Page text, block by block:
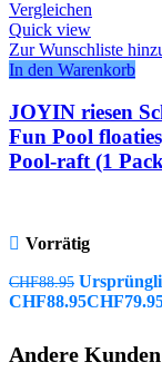
Vergleichen
Quick view
Zur Wunschliste
In den Warenkorb
JOYIN riesen
Fun Pool
Pool-raft (1
Vorrätig
CHF88.95
CHF88.95CHF
Andere